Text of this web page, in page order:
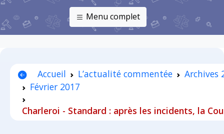
Menu complet
Accueil L’actualité commentée
Archives
Février 2017
Charleroi - Standard : après les incidents, la